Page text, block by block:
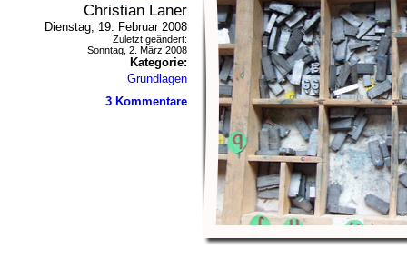
Christian Laner
Dienstag, 19. Februar 2008
Zuletzt geändert:
Sonntag, 2. März 2008
Kategorie:
Grundlagen
3 Kommentare